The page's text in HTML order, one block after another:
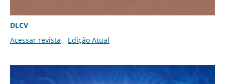
DLCV
Acessar revista
Edição Atual